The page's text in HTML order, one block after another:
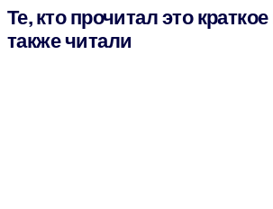
Те, кто прочитал это
также читали